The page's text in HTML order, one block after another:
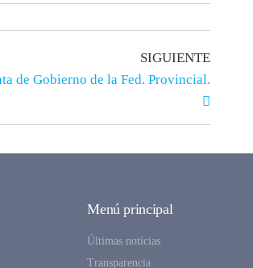
SIGUIENTE
de Gobierno de la Fed. Provincial.
Menú principal
Últimas noticias
Transparencia